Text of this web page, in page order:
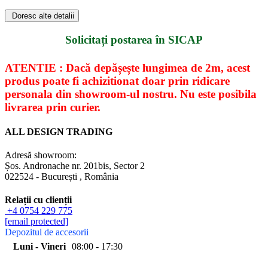
Doresc alte detalii
Solicitați postarea în SICAP
ATENTIE : Dacă depășește lungimea de 2m, acest
produs poate fi achizitionat doar prin ridicare
personala din showroom-ul nostru. Nu este posibila
livrarea prin curier.
ALL DESIGN TRADING
Adresă showroom:
Șos. Andronache nr. 201bis, Sector 2
022524 - București , România
Relații cu clienții
+4 0754 229 775
[email protected]
Depozitul de accesorii
Luni - Vineri 08:00 - 17:30